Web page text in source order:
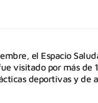
el Espacio
visitado por más de
deportivas y de